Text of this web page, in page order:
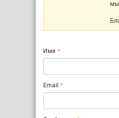
мы
Имя
Email